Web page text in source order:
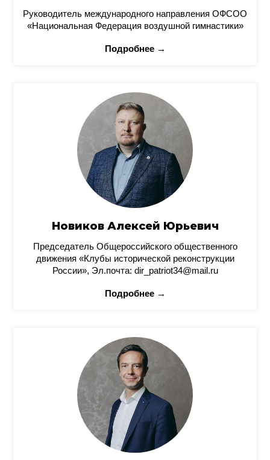
Руководитель международного направления ОФСОО
«Национальная Федерация воздушной гимнастики»
Подробнее →
Новиков Алексей Юрьевич
Председатель Общероссийского общественного
движения «Клубы исторической реконструкции
России», Эл.почта: dir_patriot34@mail.ru
Подробнее →